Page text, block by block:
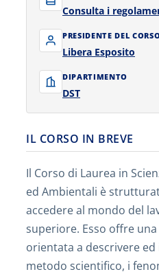
Consulta i
PRESIDENTE DEL
Libera Esposito
DIPARTIMENTO
DST
IL CORSO IN BREVE
Il Corso di Laurea in
ed Ambientali è
accedere al mondo del
superiore. Esso offre
orientata a descrivere
metodo scientifico, i